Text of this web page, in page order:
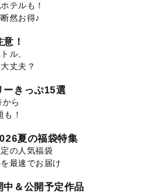
テルも！
然お得♪
！
ル、
丈夫？
ーきっぷ15選
ら
！
夏の福袋特集
の人気福袋
最速でお届け
中＆公開予定作品